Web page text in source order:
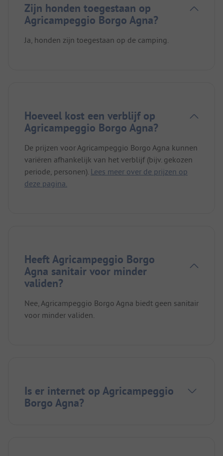
Zijn honden toegestaan op
Agricampeggio Borgo Agna?
Ja, honden zijn toegestaan op de camping.
Hoeveel kost een verblijf op
Agricampeggio Borgo Agna?
De prijzen voor Agricampeggio Borgo Agna kunnen
variëren afhankelijk van het verblijf (bijv. gekozen
periode, personen). Lees meer over de prijzen op
deze pagina.
Heeft Agricampeggio Borgo
Agna sanitair voor minder
validen?
Nee, Agricampeggio Borgo Agna biedt geen sanitair
voor minder validen.
Is er internet op Agricampeggio
Borgo Agna?